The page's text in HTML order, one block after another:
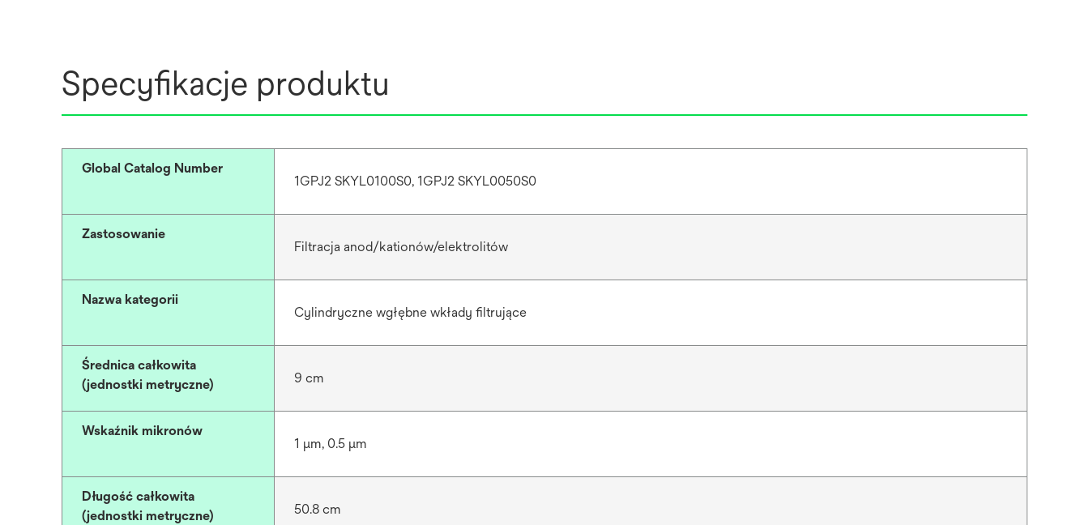
Specyfikacje produktu
Global Catalog Number
1GPJ2 SKYL0100S0, 1GPJ2 SKYL0050S0
Zastosowanie
Filtracja anod/kationów/elektrolitów
Nazwa kategorii
Cylindryczne wgłębne wkłady filtrujące
Średnica całkowita
(jednostki metryczne)
9 cm
Wskaźnik mikronów
1 μm, 0.5 μm
Długość całkowita
(jednostki metryczne)
50.8 cm